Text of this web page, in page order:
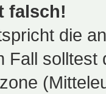
falsch!
die
Fall solltest